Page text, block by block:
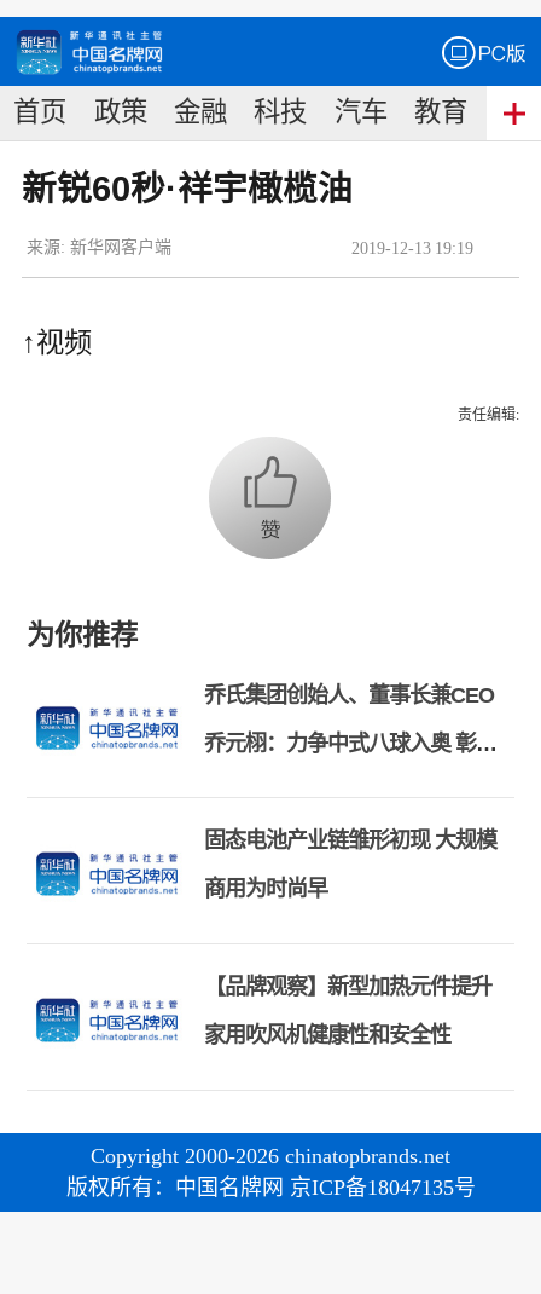
首页 政策 金融 科技 汽车 教育 食
新锐60秒·祥宇橄榄油
2019-12-13 19:19
来源: 新华网客户端
↑视频
责任编辑:
为你推荐
乔氏集团创始人、董事长兼CEO
乔元栩：力争中式八球入奥 彰显
和合共生精神
固态电池产业链雏形初现 大规模
商用为时尚早
【品牌观察】新型加热元件提升
家用吹风机健康性和安全性
Copyright 2000-2026 chinatopbrands.net
版权所有：中国名牌网 京ICP备18047135号